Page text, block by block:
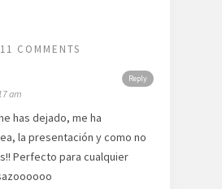
11 COMMENTS
Reply
am
has dejado, me ha
la presentación y como no
Perfecto para cualquier